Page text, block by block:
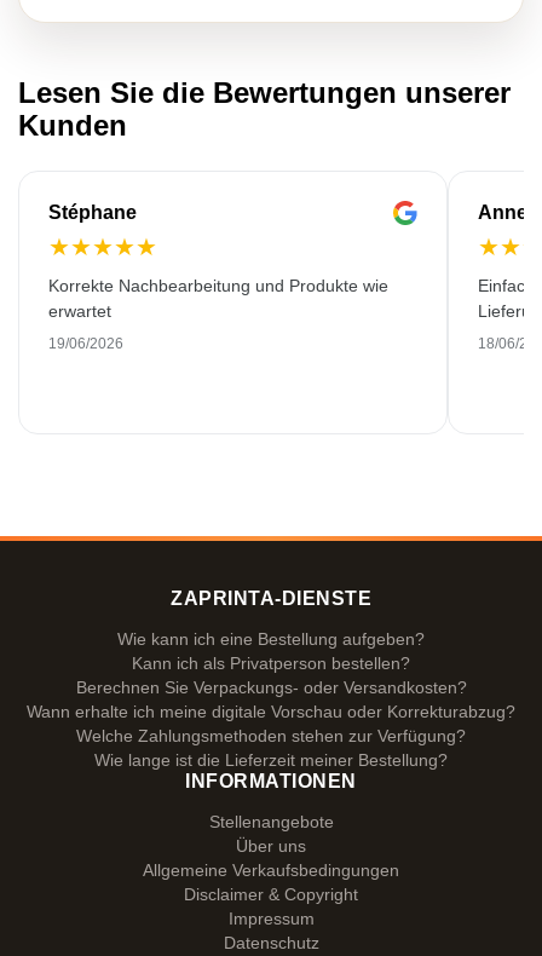
Lesen Sie die Bewertungen unserer
Kunden
Stéphane
★★★★★
Korrekte Nachbearbeitung und Produkte wie
erwartet
19/06/2026
Anne-
★★
18/06/
ZAPRINTA-DIENSTE
Wie kann ich eine Bestellung aufgeben?
Kann ich als Privatperson bestellen?
Berechnen Sie Verpackungs- oder Versandkosten?
Wann erhalte ich meine digitale Vorschau oder Korrekturabzug?
Welche Zahlungsmethoden stehen zur Verfügung?
Wie lange ist die Lieferzeit meiner Bestellung?
INFORMATIONEN
Stellenangebote
Über uns
Allgemeine Verkaufsbedingungen
Disclaimer & Copyright
Impressum
Datenschutz